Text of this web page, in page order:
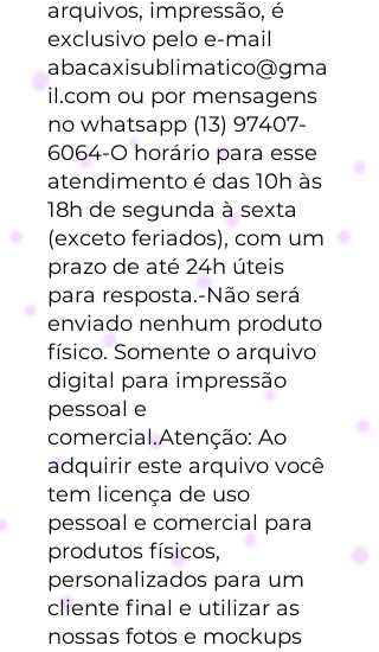
arquivos, impressão, é
exclusivo pelo e-mail
abacaxisublimatico@gma
il.com ou por mensagens
no whatsapp (13) 97407-
6064-O horário para esse
atendimento é das 10h às
18h de segunda à sexta
(exceto feriados), com um
prazo de até 24h úteis
para resposta.-Não será
enviado nenhum produto
físico. Somente o arquivo
digital para impressão
pessoal e
comercial.Atenção: Ao
adquirir este arquivo você
tem licença de uso
pessoal e comercial para
produtos físicos,
personalizados para um
cliente final e utilizar as
nossas fotos e mockups